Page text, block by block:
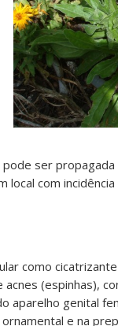
ser
com
como
(espinhas),
genital
e na